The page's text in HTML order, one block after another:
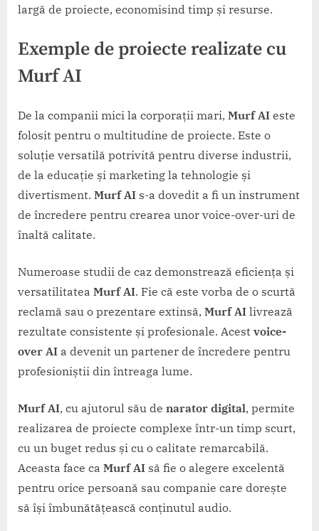
largă de proiecte, economisind timp și resurse.
Exemple de proiecte realizate cu
Murf AI
De la companii mici la corporații mari, Murf AI este
folosit pentru o multitudine de proiecte. Este o
soluție versatilă potrivită pentru diverse industrii,
de la educație și marketing la tehnologie și
divertisment. Murf AI s-a dovedit a fi un instrument
de încredere pentru crearea unor voice-over-uri de
înaltă calitate.
Numeroase studii de caz demonstrează eficiența și
versatilitatea Murf AI. Fie că este vorba de o scurtă
reclamă sau o prezentare extinsă, Murf AI livrează
rezultate consistente și profesionale. Acest voice-
over AI a devenit un partener de încredere pentru
profesioniștii din întreaga lume.
Murf AI, cu ajutorul său de narator digital, permite
realizarea de proiecte complexe într-un timp scurt,
cu un buget redus și cu o calitate remarcabilă.
Aceasta face ca Murf AI să fie o alegere excelentă
pentru orice persoană sau companie care dorește
să își îmbunătățească conținutul audio.